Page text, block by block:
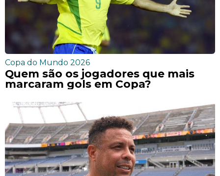
Copa do Mundo 2026
Quem são os jogadores que mais
marcaram gols em Copa?